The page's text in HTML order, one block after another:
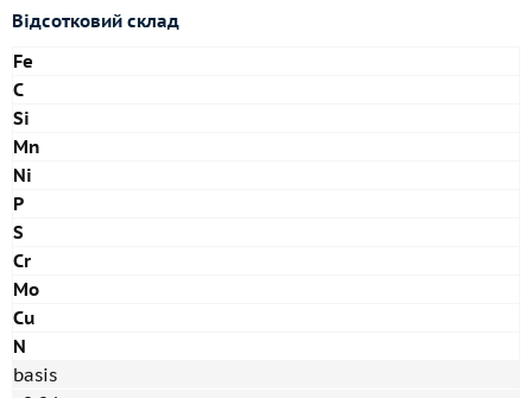
Відсотковий склад
Fe
C
Si
Mn
Ni
P
S
Cr
Mo
Cu
N
basis